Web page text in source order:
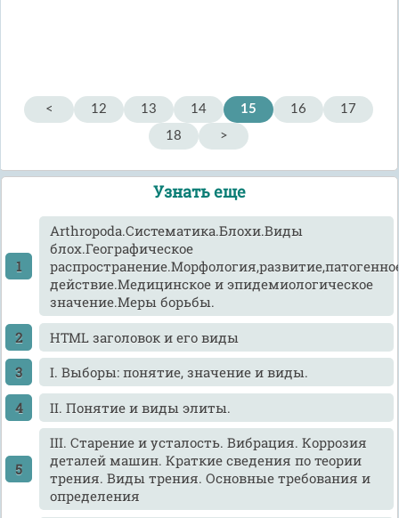
< 12 13 14 15 16
17
18
>
Узнать еще
Arthropoda.Систематика.Блохи.Виды
блох.Географическое
действие.Медицинское и эпидемиологическое
значение.Меры борьбы.
HTML заголовок и его виды
I. Выборы: понятие, значение и виды.
II. Понятие и виды элиты.
III. Старение и усталость. Вибрация. Коррозия
деталей машин. Краткие сведения по теории
трения. Виды трения. Основные требования и
определения